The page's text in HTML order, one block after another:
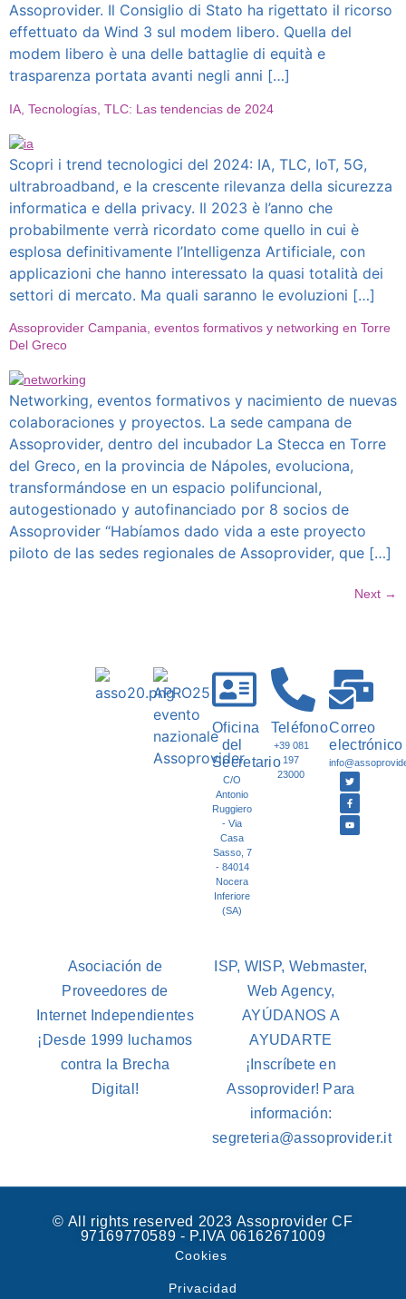
Assoprovider. Il Consiglio di Stato ha rigettato il ricorso
effettuato da Wind 3 sul modem libero. Quella del
modem libero è una delle battaglie di equità e
trasparenza portata avanti negli anni […]
IA, Tecnologías, TLC: Las tendencias de 2024
Scopri i trend tecnologici del 2024: IA, TLC, IoT, 5G,
ultrabroadband, e la crescente rilevanza della sicurezza
informatica e della privacy. Il 2023 è l’anno che
probabilmente verrà ricordato come quello in cui è
esplosa definitivamente l’Intelligenza Artificiale, con
applicazioni che hanno interessato la quasi totalità dei
settori di mercato. Ma quali saranno le evoluzioni […]
Assoprovider Campania, eventos formativos y networking en Torre
Del Greco
Networking, eventos formativos y nacimiento de nuevas
colaboraciones y proyectos. La sede campana de
Assoprovider, dentro del incubador La Stecca en Torre
del Greco, en la provincia de Nápoles, evoluciona,
transformándose en un espacio polifuncional,
autogestionado y autofinanciado por 8 socios de
Assoprovider “Habíamos dado vida a este proyecto
piloto de las sedes regionales de Assoprovider, que […]
Next →
Oficina
del
Secretario
C/O
Antonio
Ruggiero
- Via
Casa
Sasso, 7
- 84014
Nocera
Inferiore
(SA)
Teléfono
+39 081
197
23000
Correo
electrónico
Asociación de
Proveedores de
Internet Independientes
¡Desde 1999 luchamos
contra la Brecha
Digital!
ISP, WISP, Webmaster,
Web Agency,
AYÚDANOS A
AYUDARTE
¡Inscríbete en
Assoprovider! Para
información:
segreteria@assoprovider.it
© All rights reserved 2023 Assoprovider CF
97169770589 - P.IVA 06162671009
Cookies
Privacidad